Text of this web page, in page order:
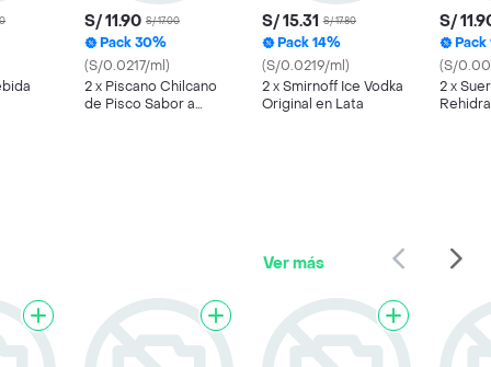
S/ 11.90 S/ 17.00
Pack 30%
(S/0.0217/ml)
2 x Piscano Chilcano
de Pisco Sabor a
S/ 15.31 S/ 17.80
Pack 14%
(S/0.0219/ml)
2 x Smirnoff Ice Vodka
Original en Lata
S/
Pack
(S/
2 x
Ver más